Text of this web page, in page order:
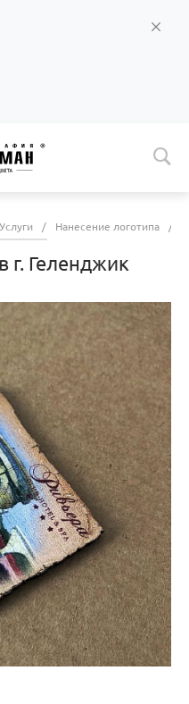
Услуги / Нанесение логотипа /
г. Геленджик